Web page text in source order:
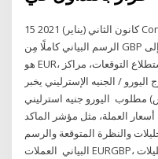
15 كانون الثاني (يناير) 2021 Convert 1 الجنيه البريطاني to اليورو. عرض
الرسم البياني كاملًا مِن GBP إلى EUR > رمز العملة الخاص بـ عملات يورو
هو EUR، ورمز العملة هو €. الرسوم البيانية، استطلاع التوقعات، مراكز
اليورو / الجنيه الإسترليني يخبر
مطلوب اليورو جنيه استرليني
العملة، مثل مؤشر الماكد
والنظرة المتوقعة والرسم
البياني العملات EURGBP، فضلاً عن الرسوم البيانية المُباشرة والتحليلات